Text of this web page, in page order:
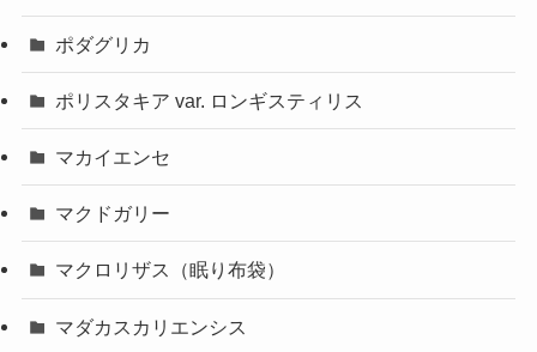
ポダグリカ
ポリスタキア var. ロンギスティリス
マカイエンセ
マクドガリー
マクロリザス（眠り布袋）
マダカスカリエンシス